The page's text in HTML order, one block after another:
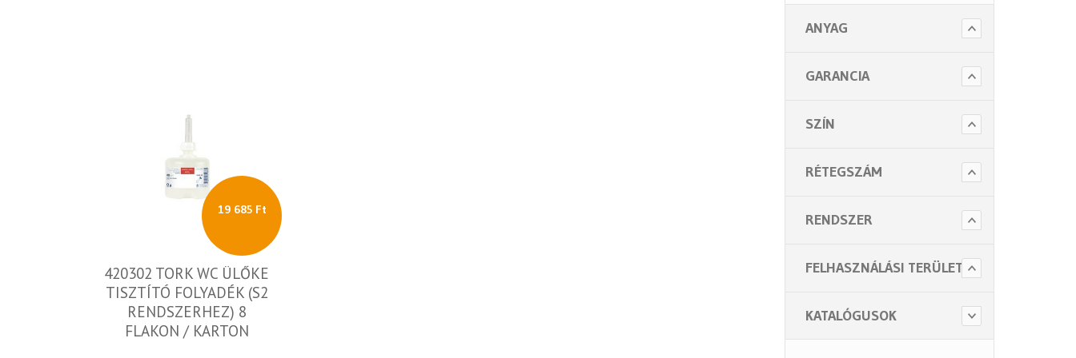
19 685 Ft
420302 TORK WC ÜLŐKE
TISZTÍTÓ FOLYADÉK (S2
RENDSZERHEZ) 8
FLAKON / KARTON
ANYAG
GARANCIA
SZÍN
RÉTEGSZÁM
RENDSZER
FELHASZNÁLÁSI TERÜLET
KATALÓGUSOK